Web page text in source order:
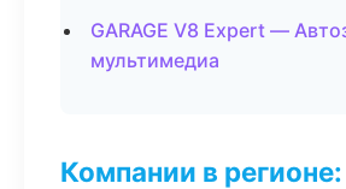
GARAGE V8 Expert —
мультимедиа
Компании в регионе: